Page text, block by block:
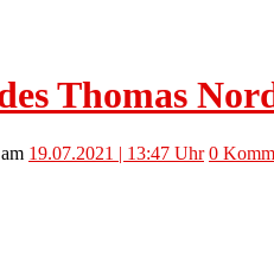
Thomas
am 19.07.2021 | 13:47 Uhr 0